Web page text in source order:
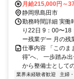
月給215,000円～
静岡県島田市
勤務時間詳細 実働
り22日 9：00〜18
ー残業デー 月の残
仕事内容 「このま
得”へ、 一歩踏み
から整備士として
業界未経験者歓迎 主婦